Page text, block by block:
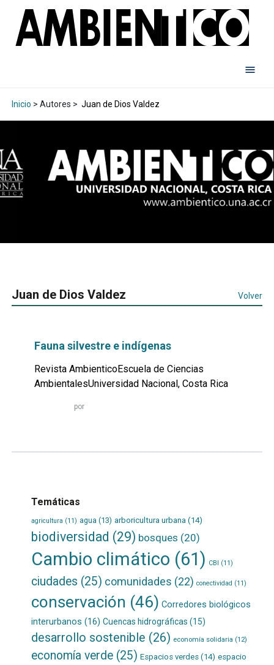
Inicio > Autores > Juan de Dios Valdez
Juan de Dios Valdez Volver
Fauna silvestre e indígenas
Revista AmbienticoEscuela de Ciencias
AmbientalesUniversidad Nacional, Costa Rica
por
Temáticas
agricultura (11) agua (13) arboricultura urbana (14)
biodiversidad (29) bosques (20)
Cambio climático (61) CBI (11)
ciudades (25) comunidades (22) conectividad (11)
conservación (46) Corredores biológicos
interurbanos (16) Cuencas hidrográficas (15)
desarrollo sostenible (26) economía solidaria (12)
economía verde(25) Espacios verdes(14) espacio